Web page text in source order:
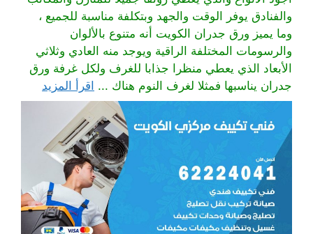
والفنادق يوفر الوقت والجهد وبتكلفة مناسبة للجميع ،
وما يميز ورق جدران الكويت أنه متنوع بالألوان
والرسومات المختلفة الراقية ويوجد منه العادي وثلاثي
الأبعاد الذي يعطي منظرا جذابا للغرف ولكل غرفة ورق
جدران يناسبها فمثلا لغرف النوم هناك ... اقرأ المزيد